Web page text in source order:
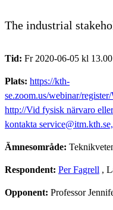
The industrial
Tid: Fr 2020-06-05 kl 13.00
Plats: https://kth-
se.zoom.us/webinar/
http://Vid fysisk närvaro
kontakta
Ämnesområde:
Respondent: Per Fagrell ,
Opponent: Professor